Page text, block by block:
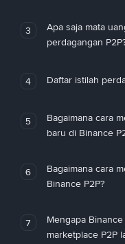
3
Apa saja mata
perdagangan
4 Daftar istilah
5
Bagaimana cara
baru di Binance
6
Bagaimana cara
Binance P2P?
7
Mengapa
marketplace P2P